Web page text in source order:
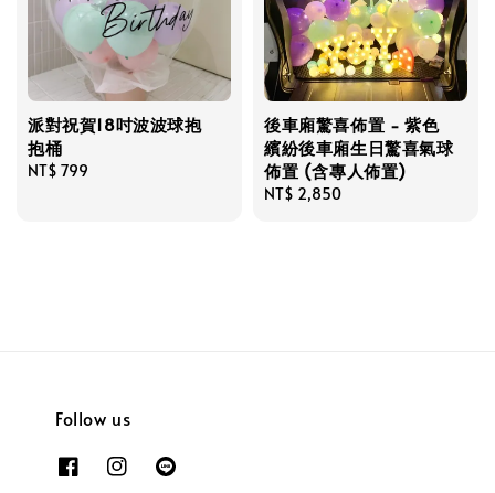
派對祝賀18吋波波球抱
抱桶
Regular
NT$ 799
後車廂驚喜佈置 - 紫色
繽紛後車廂生日驚喜氣球
佈置 (含專人佈置)
Regular
NT$ 2,850
Follow us